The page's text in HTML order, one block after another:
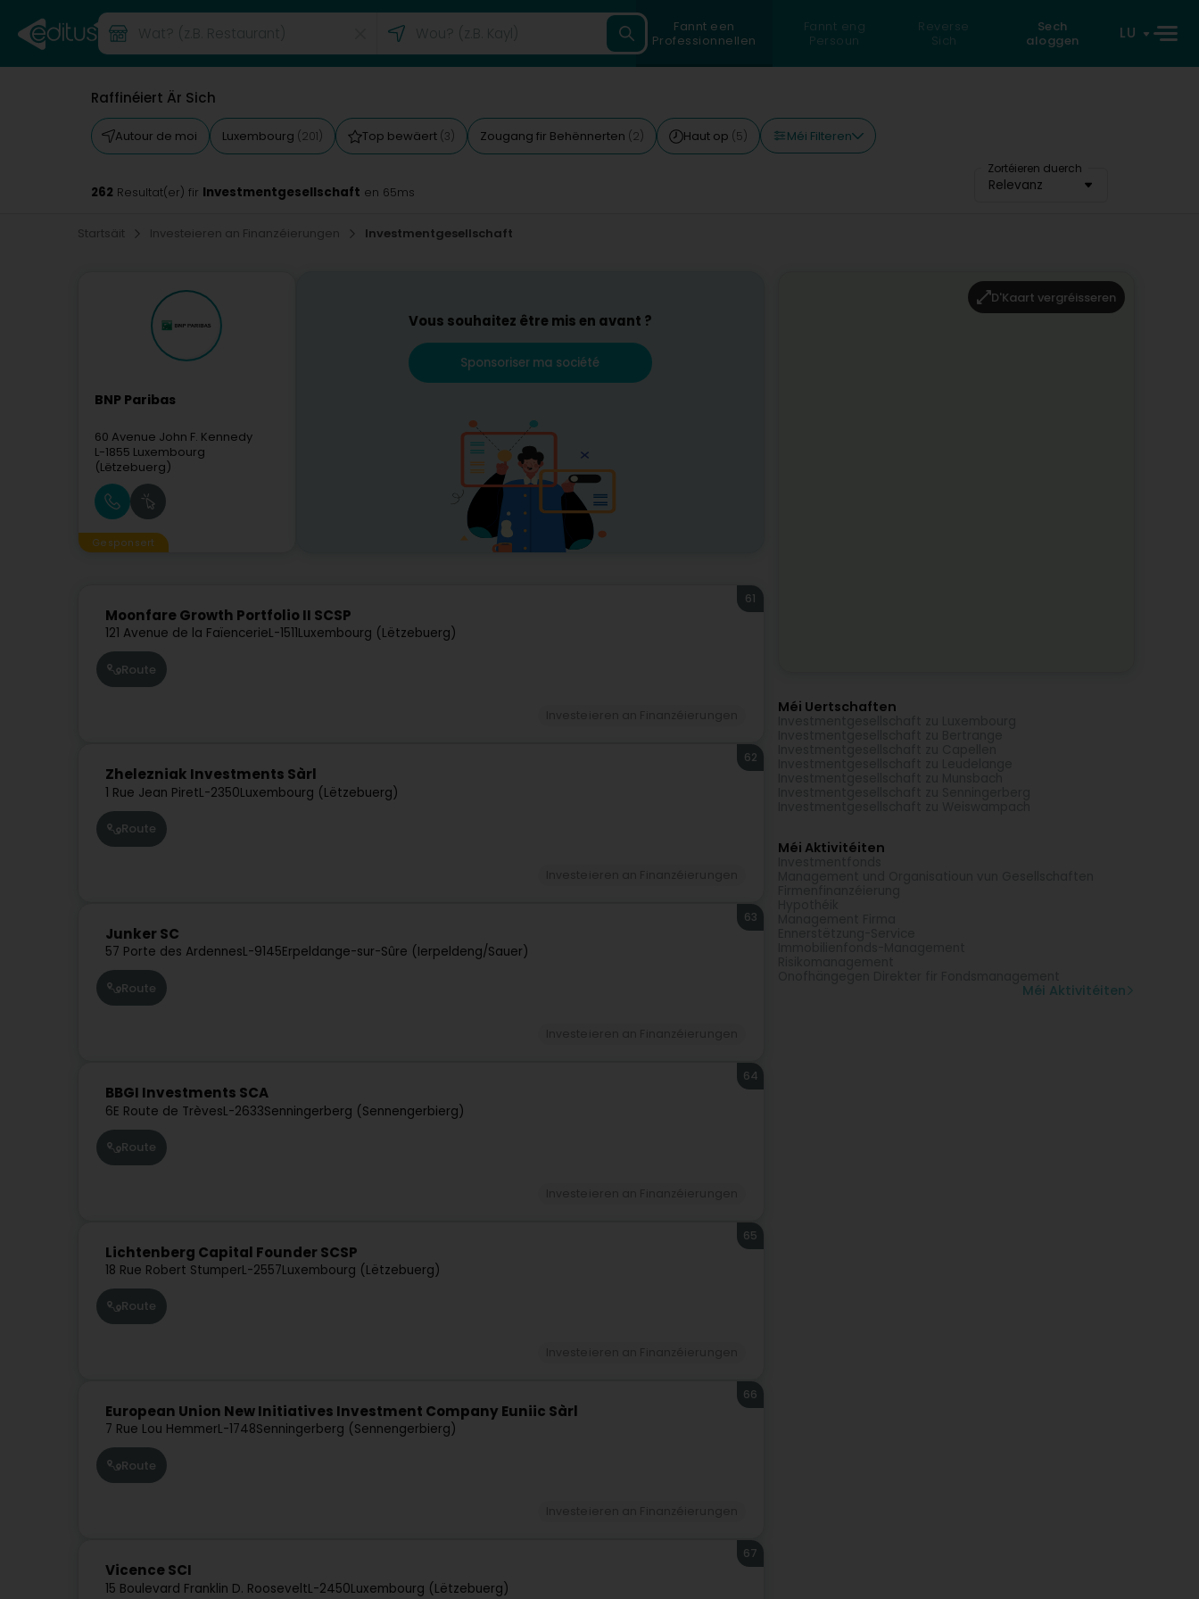
Fannt een
Professionnellen
Fannt eng
Persoun
Reverse
Sich
Sech
aloggen
LU
Raffinéiert Är Sich
Autour de moi Luxembourg (201) Top bewäert (3) Zougang fir Behënnerten (2) Haut op (5) Méi Filteren
Zortéieren duerch
Relevanz
262 Resultat(er) fir Investmentgesellschaft en 65ms
Startsäit Investeieren an Finanzéierungen Investmentgesellschaft
BNP Paribas
60 Avenue John F. Kennedy
L-1855 Luxembourg
(Lëtzebuerg)
Gesponsert
Vous souhaitez être mis en avant ?
Sponsoriser ma société
Moonfare Growth Portfolio II SCSP
121 Avenue de la FaïencerieL-1511Luxembourg (Lëtzebuerg)
61
Route
Zhelezniak Investments Sàrl
1 Rue Jean PiretL-2350Luxembourg (Lëtzebuerg)
62
Route
Junker SC
57 Porte des ArdennesL-9145Erpeldange-sur-Sûre (Ierpeldeng/Sauer)
63
Route
BBGI Investments SCA
6E Route de TrèvesL-2633Senningerberg (Sennengerbierg)
64
Route
Lichtenberg Capital Founder SCSP
18 Rue Robert StumperL-2557Luxembourg (Lëtzebuerg)
65
Route
European Union New Initiatives Investment Company Euniic Sàrl
7 Rue Lou HemmerL-1748Senningerberg (Sennengerbierg)
66
Route
Vicence SCI
15 Boulevard Franklin D. RooseveltL-2450Luxembourg (Lëtzebuerg)
67
D'Kaart vergréisseren
Méi Uertschaften
Méi Aktivitéiten
Méi Aktivitéiten